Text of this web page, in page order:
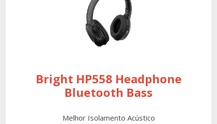
Bright HP558 Headphone
Bluetooth Bass
Melhor Isolamento Acústico